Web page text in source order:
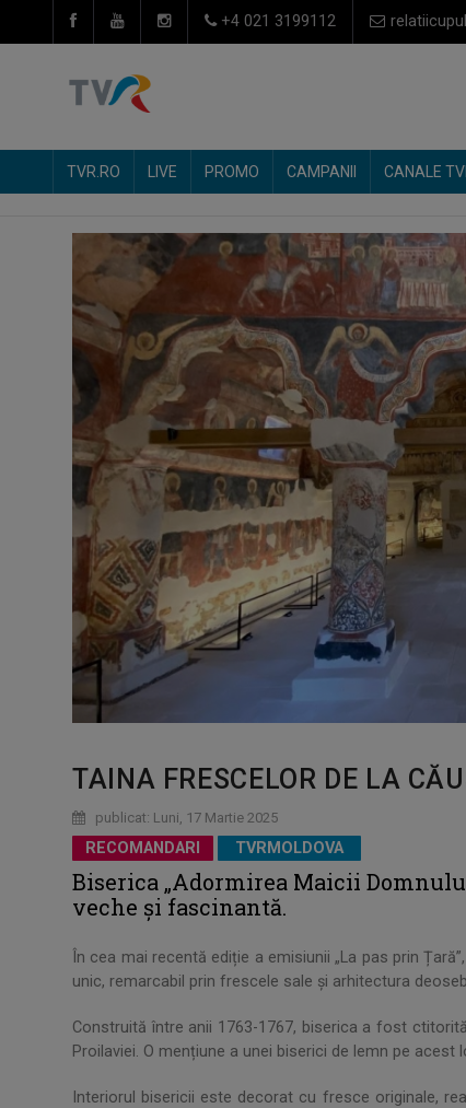
+4 021 3199112
TVR.RO LIVE PROMO CAMPANII CANALE
TAINA FRESCELOR DE LA
publicat: Luni, 17 Martie 2025
RECOMANDARI TVRMOLDOVA
Biserica „Adormirea Maicii
veche și fascinantă.
În cea mai recentă ediție a emisiunii „La pas prin
unic, remarcabil prin frescele sale și arhitectura
Construită între anii 1763-1767, biserica a fost
Proilaviei. O mențiune a unei biserici de lemn pe
Interiorul bisericii este decorat cu fresce originale,